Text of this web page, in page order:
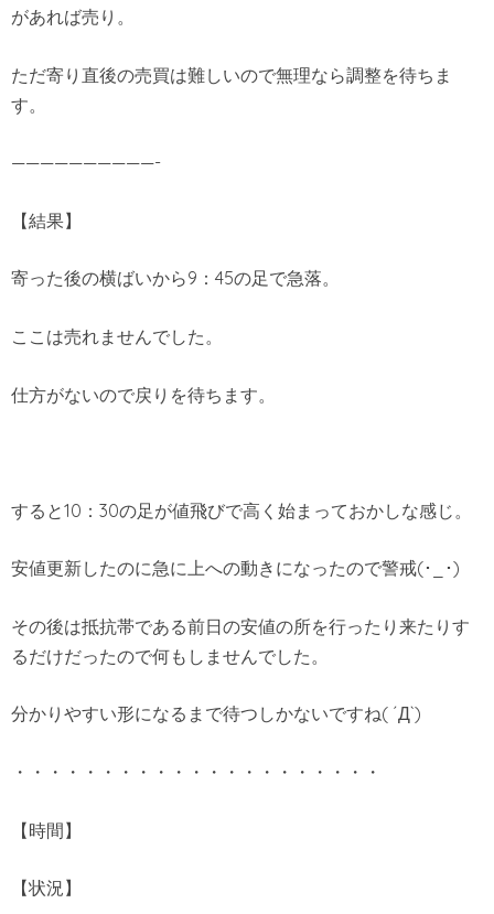
があれば売り。
ただ寄り直後の売買は難しいので無理なら調整を待ちま
す。
——————————-
【結果】
寄った後の横ばいから9：45の足で急落。
ここは売れませんでした。
仕方がないので戻りを待ちます。
すると10：30の足が値飛びで高く始まっておかしな感じ。
安値更新したのに急に上への動きになったので警戒(･_･)
その後は抵抗帯である前日の安値の所を行ったり来たりす
るだけだったので何もしませんでした。
分かりやすい形になるまで待つしかないですね( ´Д`)
・・・・・・・・・・・・・・・・・・・・・
【時間】
【状況】